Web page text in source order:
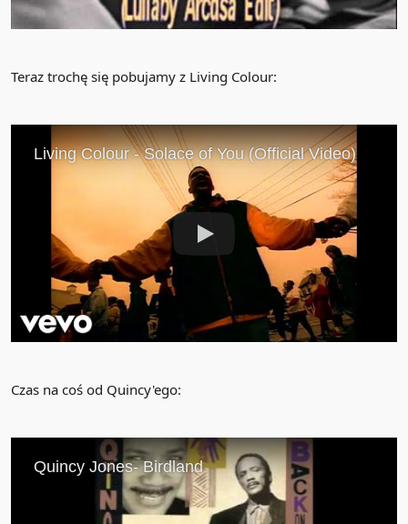
Teraz trochę się pobujamy z Living Colour:
Czas na coś od Quincy'ego: